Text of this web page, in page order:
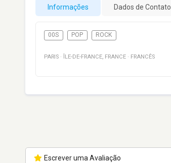
Informações Dados de Contato
00S POP ROCK
PARIS · ÎLE-DE-FRANCE, FRANCE · FRANCÊS
Escrever uma Avaliação